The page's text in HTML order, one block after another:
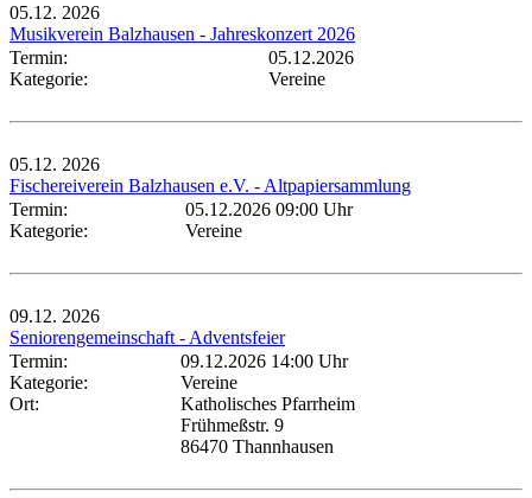
05.12. 2026
Musikverein Balzhausen - Jahreskonzert 2026
Termin:
05.12.2026
Kategorie:
Vereine
05.12. 2026
Fischereiverein Balzhausen e.V. - Altpapiersammlung
Termin:
05.12.2026 09:00 Uhr
Kategorie:
Vereine
09.12. 2026
Seniorengemeinschaft - Adventsfeier
Termin:
09.12.2026 14:00 Uhr
Kategorie:
Vereine
Ort:
Katholisches Pfarrheim
Frühmeßstr. 9
86470 Thannhausen